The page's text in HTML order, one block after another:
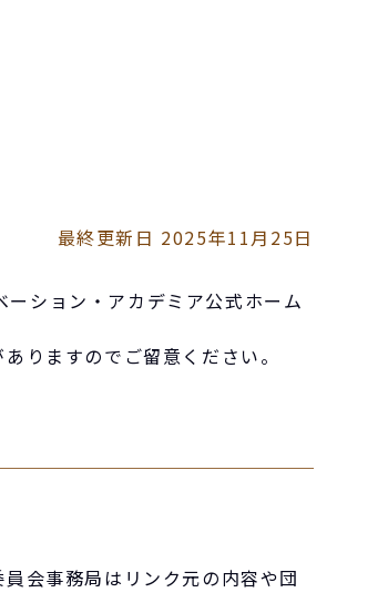
最終更新日 2025年11月25日
ション・アカデミア公式ホーム
りますのでご留意ください。
会事務局はリンク元の内容や団